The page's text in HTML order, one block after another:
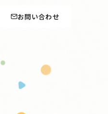
お問い合わせ